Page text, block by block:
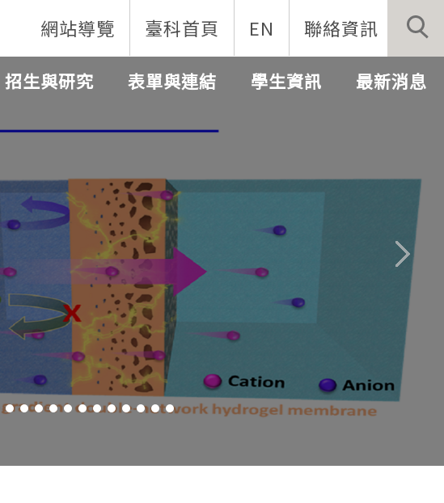
網站導覽 臺科首頁 EN 聯絡資訊
招生與研究 表單與連結 學生資訊 最新消息